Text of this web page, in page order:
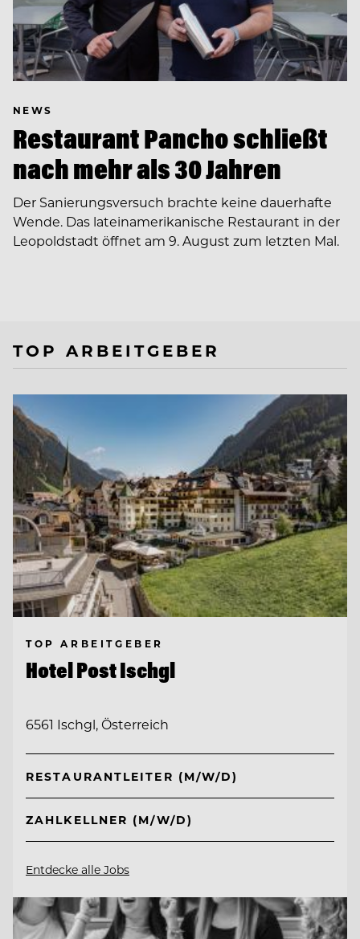
NEWS
Restaurant Pancho schließt
nach mehr als 30 Jahren
Der Sanierungsversuch brachte keine dauerhafte
Wende. Das lateinamerikanische Restaurant in der
Leopoldstadt öffnet am 9. August zum letzten Mal.
TOP ARBEITGEBER
TOP ARBEITGEBER
Hotel Post Ischgl
6561 Ischgl, Österreich
RESTAURANTLEITER (M/W/D)
ZAHLKELLNER (M/W/D)
Entdecke alle Jobs